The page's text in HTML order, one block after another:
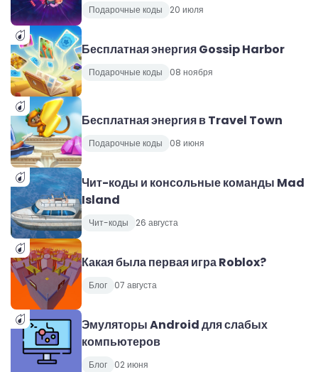
Подарочные коды 20 июля
Бесплатная энергия Gossip Harbor
Подарочные коды 08 ноября
Бесплатная энергия в Travel Town
Подарочные коды 08 июня
Чит-коды и консольные команды Mad
Island
Чит-коды 26 августа
Какая была первая игра Roblox?
Блог 07 августа
Эмуляторы Android для слабых
компьютеров
Блог 02 июня